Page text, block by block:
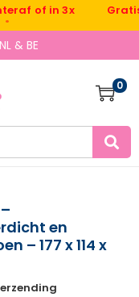
of in 3x Gratis
& BE
0
en
– 177 x 114 x